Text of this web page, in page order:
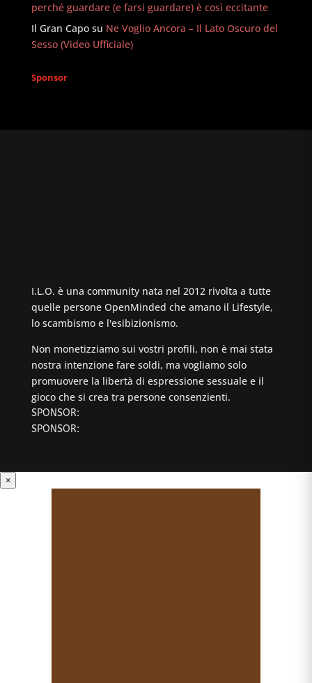
perché guardare (e farsi guardare) è così eccitante
Il Gran Caposu Ne Voglio Ancora – Il Lato Oscuro del
Sesso (Video Ufficiale)
Sponsor
I.L.O. è una community nata nel 2012 rivolta a tutte
quelle persone OpenMinded che amano il Lifestyle,
lo scambismo e l'esibizionismo.
Non monetizziamo sui vostri profili, non è mai stata
nostra intenzione fare soldi, ma vogliamo solo
promuovere la libertà di espressione sessuale e il
gioco che si crea tra persone consenzienti.
SPONSOR:
SPONSOR:
×